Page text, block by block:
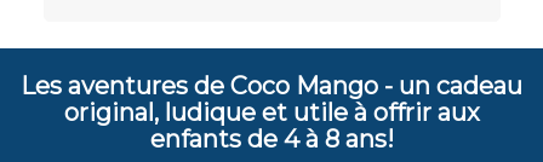
Les aventures de Coco Mango - un cadeau
original, ludique et utile à offrir aux
enfants de 4 à 8 ans!